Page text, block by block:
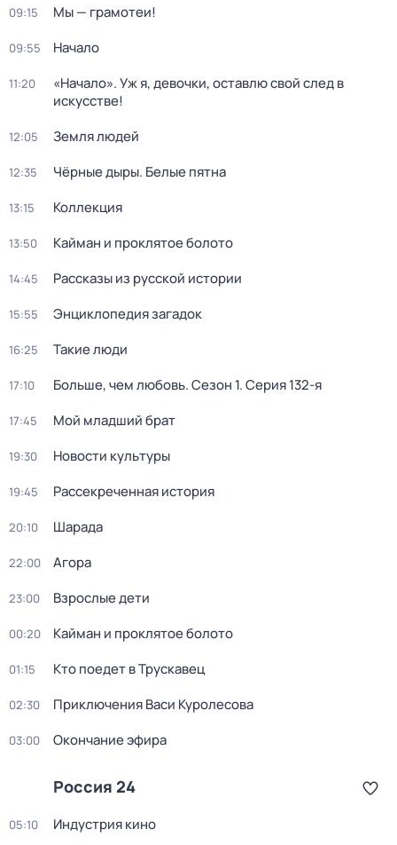
09:15 Мы — грамотеи!
09:55 Начало
11:20
«Начало». Уж я, девочки, оставлю свой след в
искусстве!
12:05 Земля людей
12:35 Чёрные дыры. Белые пятна
13:15 Коллекция
13:50 Кайман и проклятое болото
14:45 Рассказы из русской истории
15:55 Энциклопедия загадок
16:25 Такие люди
17:10 Больше, чем любовь. Сезон 1. Серия 132-я
17:45 Мой младший брат
19:30 Новости культуры
19:45 Рассекреченная история
20:10 Шарада
22:00 Агора
23:00 Взрослые дети
00:20 Кайман и проклятое болото
01:15 Кто поедет в Трускавец
02:30 Приключения Васи Куролесова
03:00 Окончание эфира
Россия 24
05:10 Индустрия кино